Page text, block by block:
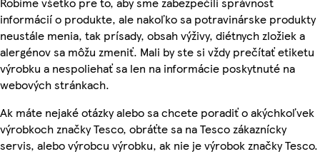
informácií o produkte, ale nakoľko sa potravinárske produkty
neustále menia, tak prísady, obsah výživy, diétnych zložiek a
alergénov sa môžu zmeniť. Mali by ste si vždy prečítať etiketu
výrobku a nespoliehať sa len na informácie poskytnuté na
webových stránkach.
Ak máte nejaké otázky alebo sa chcete poradiť o akýchkoľvek
výrobkoch značky Tesco, obráťte sa na Tesco zákaznícky
servis, alebo výrobcu výrobku, ak nie je výrobok značky Tesco.